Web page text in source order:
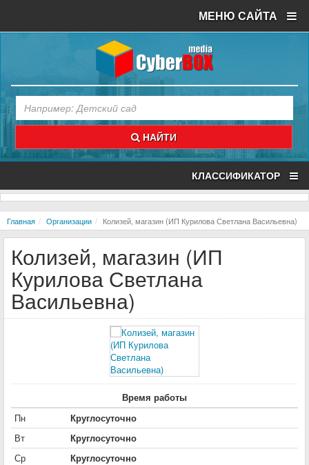
МЕНЮ САЙТА
НАЙТИ
КЛАССИФИКАТОР
Главная Организации Колизей, магазин (ИП Курилова Светлана Васильевна)
Колизей, магазин (ИП
Курилова Светлана
Васильевна)
Время работы
Пн
Круглосуточно
Вт
Круглосуточно
Ср
Круглосуточно